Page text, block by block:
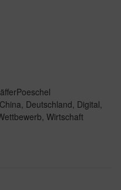
China Deutschland Digital
Wirtschaft